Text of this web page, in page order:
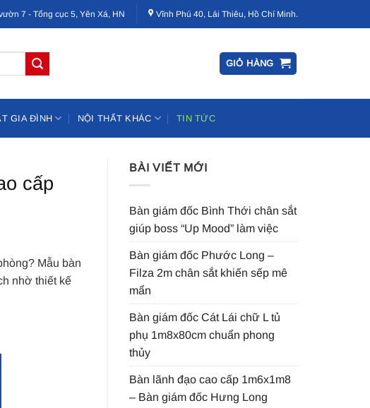
7 - Tổng cục 5, Yên Xá, HN Vĩnh Phú 40, Lái Thiêu, Hồ Chí Minh.
GIỎ HÀNG
GIA ĐÌNH NỘI THẤT KHÁC TIN TỨC
cấp
Mẫu bàn
nhờ thiết kế
BÀI VIẾT MỚI
Bàn giám đốc Bình Thới chân sắt
giúp boss “Up Mood” làm việc
Bàn giám đốc Phước Long –
Filza 2m chân sắt khiến sếp mê
mẩn
Bàn giám đốc Cát Lái chữ L tủ
phụ 1m8x80cm chuẩn phong
thủy
Bàn lãnh đạo cao cấp 1m6x1m8
– Bàn giám đốc Hưng Long